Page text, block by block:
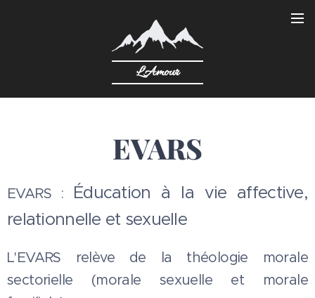
L'Amour
EVARS
EVARS : Éducation à la vie affective,
relationnelle et sexuelle
L'EVARS relève de la théologie morale
sectorielle (morale sexuelle et morale